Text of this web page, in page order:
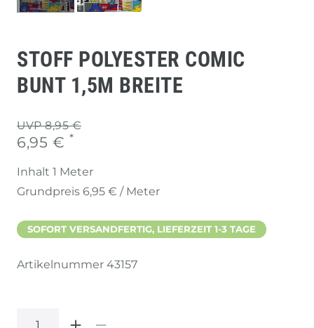
STOFF POLYESTER COMIC
BUNT 1,5M BREITE
UVP 8,95 €
6,95 € *
Inhalt 1 Meter
Grundpreis 6,95 € / Meter
SOFORT VERSANDFERTIG, LIEFERZEIT 1-3 TAGE
Artikelnummer 43157